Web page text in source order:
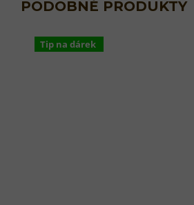
Tip na dárek